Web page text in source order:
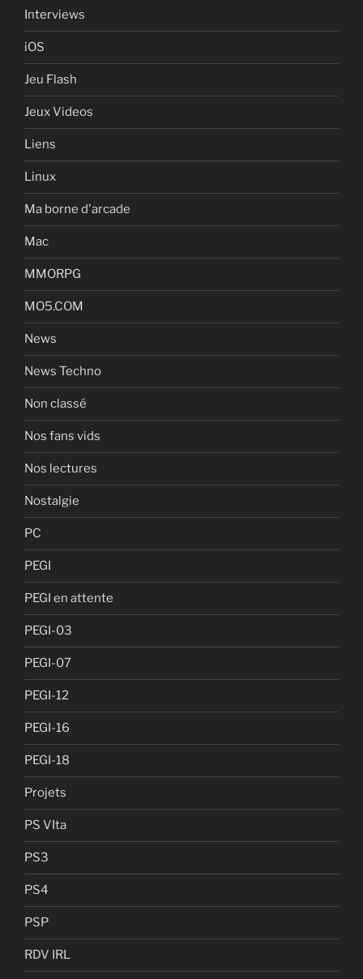
Interviews
iOS
Jeu Flash
Jeux Videos
Liens
Linux
Ma borne d'arcade
Mac
MMORPG
MO5.COM
News
News Techno
Non classé
Nos fans vids
Nos lectures
Nostalgie
PC
PEGI
PEGI en attente
PEGI-03
PEGI-07
PEGI-12
PEGI-16
PEGI-18
Projets
PS VIta
PS3
PS4
PSP
RDV IRL